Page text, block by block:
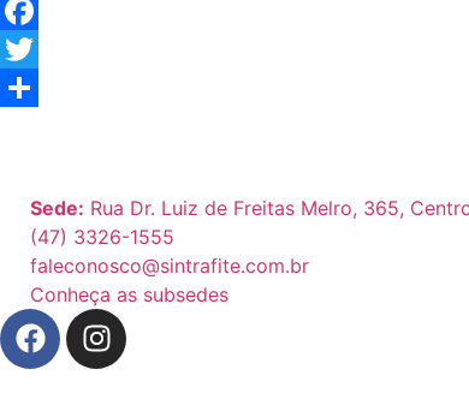
Facebook
Twitter
Sede: Rua Dr. Luiz de Freitas Melro, 365,
(47) 3326-1555
faleconosco@sintrafite.com.br
Conheça as subsedes